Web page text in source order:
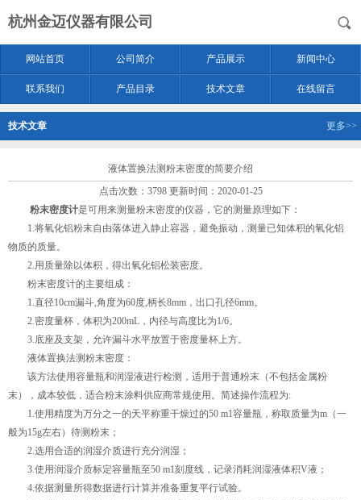
杭州金迈仪器有限公司
网站首页 公司简介 产品展示 新闻中心
联系我们 产品目录 技术文章 在线留言
技术文章 更多>>
液体置换法测粉末密度的简要介绍
点击次数：3798 更新时间：2020-01-25
粉末密度计是可用来测量粉末密度的仪器，它的测量原理如下：
1.将氧化铝粉末自由落体进入静止容器，避免振动，测量已知体积的氧化铝
物质的质量。
2.用质量除以体积，得出氧化铝松装密度。
粉末密度计的主要组成：
1.直径10cm漏斗,角度为60度,柄长8mm，出口孔径6mm。
2.密度量杯，体积为200mL，内径与高度比为1/6。
3.底座及支架，允许漏斗水平放置于密度量杯上方。
液体置换法测粉末密度：
该方法使用容量瓶和润湿液进行检测，适用于普通粉末（不包括金属粉
末），成本较低，适合粉末涂料供应商常规使用。简述操作流程为:
1.使用精度为万分之一的天平称重干燥过的50 m1容量瓶，称取质量为m（一
般为15g左右）待测粉末；
2.选用合适的润湿介质进行充分润湿；
3.使用润湿介质标定容量瓶至50 m1刻度线，记录消耗润湿液体积V液；
4.依据测量所得数据进行计算并准备重复平行试验。